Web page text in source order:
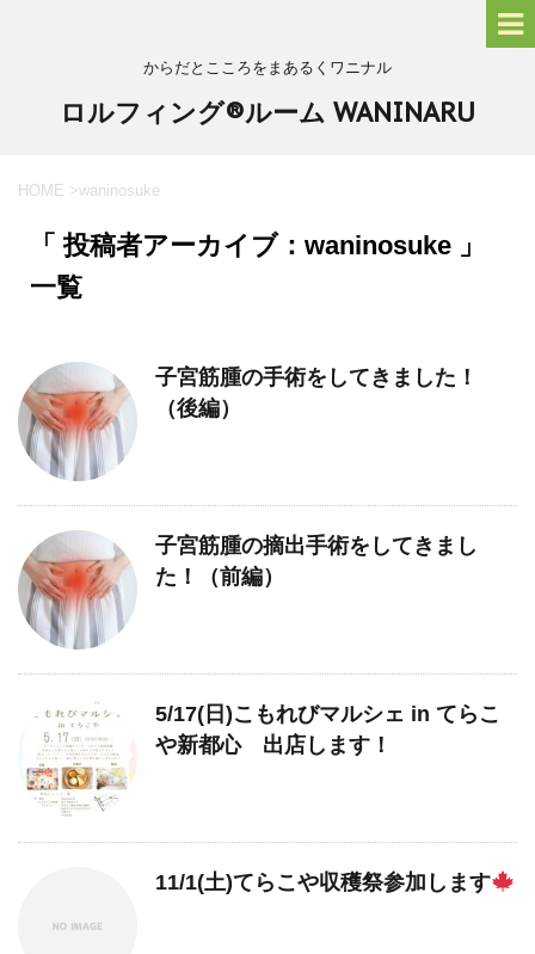
からだとこころをまあるくワニナル
ロルフィング®ルーム WANINARU
HOME >waninosuke
「 投稿者アーカイブ：waninosuke 」
一覧
子宮筋腫の手術をしてきました！
（後編）
子宮筋腫の摘出手術をしてきまし
た！（前編）
5/17(日)こもれびマルシェ in てらこ
や新都心 出店します！
11/1(土)てらこや収穫祭参加します